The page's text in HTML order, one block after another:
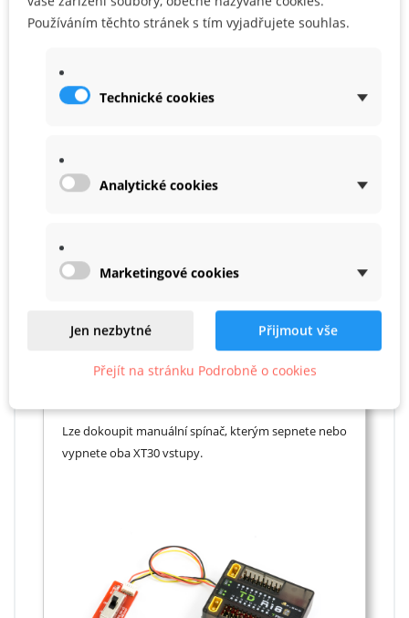
zap. bliká vyp. ukončené párování
vyp. vyp. zap.
Spárujte přijímač. Nastavení se provádí přes menu
Spínání vstupů XT30
Lze dokoupit manuální spínač, kterým sepnete nebo
vypnete oba XT30 vstupy.
Používáním těchto stránek s tím vyjadřujete souhlas.
Technické cookies
Analytické cookies
Marketingové cookies
Jen nezbytné Přijmout vše
Přejít na stránku Podrobně o cookies